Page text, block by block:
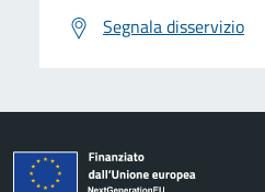
Segnala disservizio